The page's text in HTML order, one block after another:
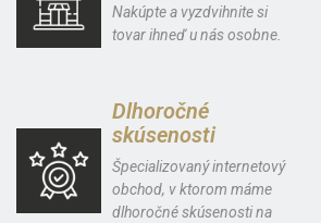
Nakúpte a vyzdvihnite si
tovar ihneď u nás osobne.
Dlhoročné
skúsenosti
Špecializovaný internetový
obchod, v ktorom máme
dlhoročné skúsenosti na